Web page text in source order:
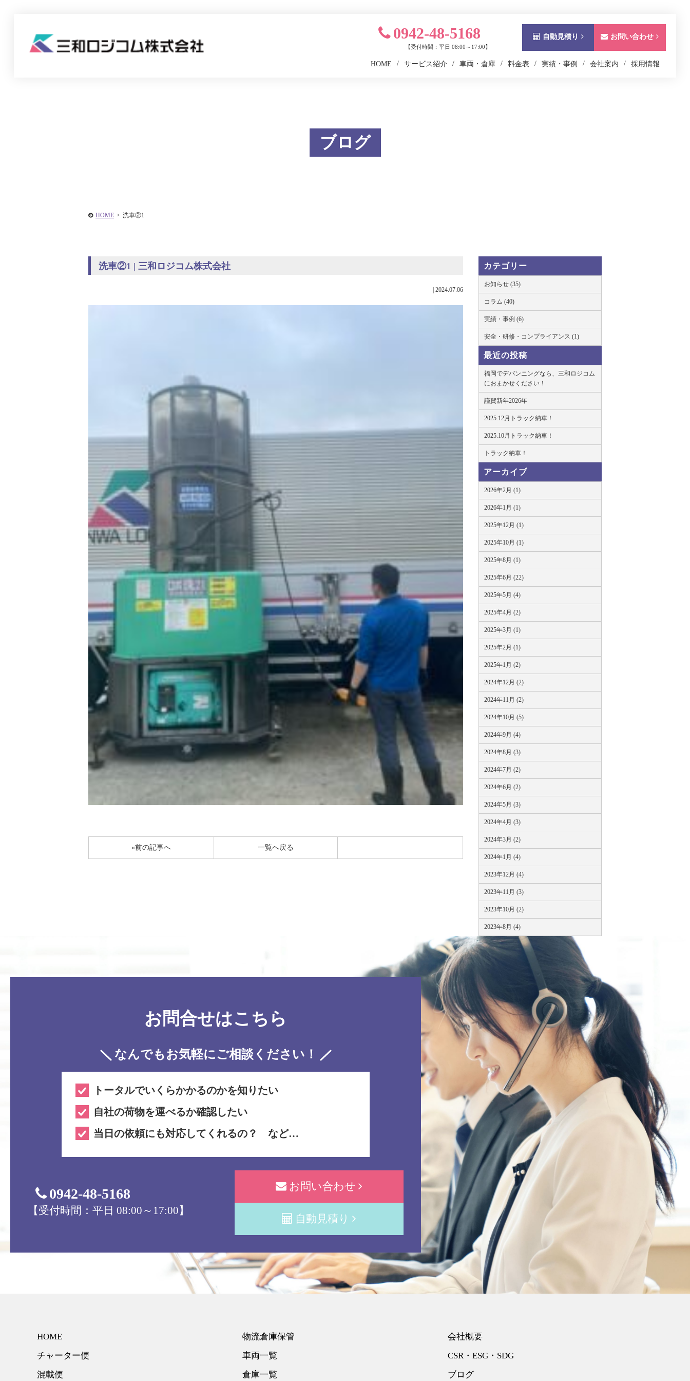
HOME サービス紹介 車両・倉庫 料金表 実績・事例 会社案内 採用情報
0942-48-5168
【受付時間：平日 08:00～17:00】
自動見積り お問い合わせ
ブログ
HOME > 洗車②1
洗車②1 | 三和ロジコム株式会社
2024.07.06
«前の記事へ 一覧へ戻る
カテゴリー
お知らせ (35)
コラム (40)
実績・事例 (6)
安全・研修・コンプライアンス (1)
最近の投稿
福岡でデバンニングなら、三和ロジコム
におまかせください！
謹賀新年2026年
2025.12月トラック納車！
2025.10月トラック納車！
トラック納車！
アーカイブ
2026年2月 (1)
2026年1月 (1)
2025年12月 (1)
2025年10月 (1)
2025年8月 (1)
2025年6月 (22)
2025年5月 (4)
2025年4月 (2)
2025年3月 (1)
2025年2月 (1)
2025年1月 (2)
2024年12月 (2)
2024年11月 (2)
2024年10月 (5)
2024年9月 (4)
2024年8月 (3)
2024年7月 (2)
2024年6月 (2)
2024年5月 (3)
2024年4月 (3)
2024年3月 (2)
2024年1月 (4)
2023年12月 (4)
2023年11月 (3)
2023年10月 (2)
2023年8月 (4)
お問合せはこちら
なんでもお気軽にご相談ください！
トータルでいくらかかるのかを知りたい
自社の荷物を運べるか確認したい
当日の依頼にも対応してくれるの？ など…
0942-48-5168
【受付時間：平日 08:00～17:00】
お問い合わせ
自動見積り
HOME
チャーター便
混載便
物流倉庫保管
車両一覧
倉庫一覧
会社概要
CSR・ESG・SDG
ブログ